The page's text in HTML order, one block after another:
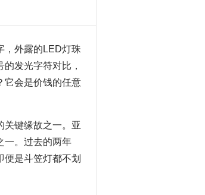
，外露的LED灯珠
发光字符对比，
它会是价钱的任意
关键缘故之一。亚
一。过去的两年
是斗笠灯都不划